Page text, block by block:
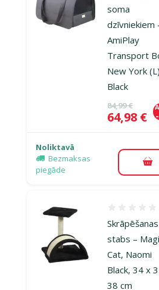
soma
dzīvniekiem
AmiPlay
Transport
New York
Black
Oriģinālā
84,99 €
Cena
64,98 €
Noliktavā
Bezmaksas
piegāde
Skrāpēšanas
stabs –
Cat, Naomi
Black, 34 x
38 cm